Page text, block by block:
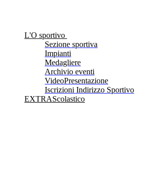
L'O sportivo
Sezione sportiva
Impianti
Medagliere
Archivio eventi
VideoPresentazione
Iscrizioni Indirizzo Sportivo
EXTRAScolastico